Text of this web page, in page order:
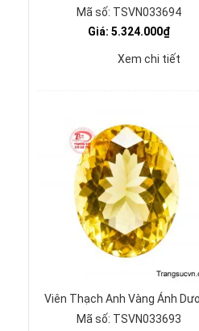
Mã số: TSVN033694
Giá: 5.324.000₫
Xem chi tiết
Viên Thạch Anh Vàng Ánh
Mã số: TSVN033693